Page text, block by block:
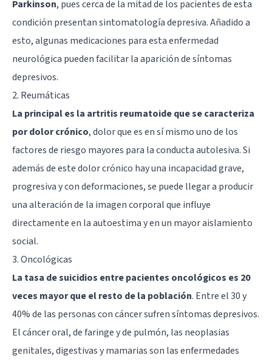
Parkinson, pues cerca de la mitad de los pacientes de esta
condición presentan sintomatología depresiva. Añadido a
esto, algunas medicaciones para esta enfermedad
neurológica pueden facilitar la aparición de síntomas
depresivos.
2. Reumáticas
La principal es la artritis reumatoide que se caracteriza
por dolor crónico, dolor que es en sí mismo uno de los
factores de riesgo mayores para la conducta autolesiva. Si
además de este dolor crónico hay una incapacidad grave,
progresiva y con deformaciones, se puede llegar a producir
una alteración de la imagen corporal que influye
directamente en la autoestima y en un mayor aislamiento
social.
3. Oncológicas
La tasa de suicidios entre pacientes oncológicos es 20
veces mayor que el resto de la población. Entre el 30 y
40% de las personas con cáncer sufren síntomas depresivos.
El cáncer oral, de faringe y de pulmón, las neoplasias
genitales, digestivas y mamarias son las enfermedades